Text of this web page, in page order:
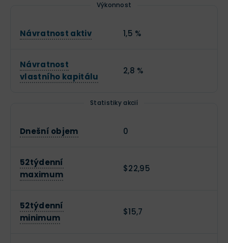
Výkonnost
Návratnost aktiv 1,5 %
Návratnost
vlastního kapitálu
2,8 %
Statistiky akcií
Dnešní objem 0
52týdenní
maximum
$22,95
52týdenní
minimum
$15,7